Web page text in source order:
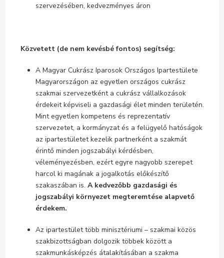
szervezésében, kedvezményes áron
Közvetett (de nem kevésbé fontos) segítség:
A Magyar Cukrász Iparosok Országos Ipartestülete
Magyarországon az egyetlen országos cukrász
szakmai szervezetként a cukrász vállalkozások
érdekeit képviseli a gazdasági élet minden területén.
Mint egyetlen kompetens és reprezentatív
szervezetet, a kormányzat és a felügyelő hatóságok
az ipartestületet kezelik partnerként a szakmát
érintő minden jogszabályi kérdésben,
véleményezésben, ezért egyre nagyobb szerepet
harcol ki magának a jogalkotás előkészítő
szakaszában is. A kedvezőbb gazdasági és
jogszabályi környezet megteremtése alapvető
érdekem.
Az ipartestület több minisztériumi – szakmai közös
szakbizottságban dolgozik többek között a
szakmunkásképzés átalakításában a szakma